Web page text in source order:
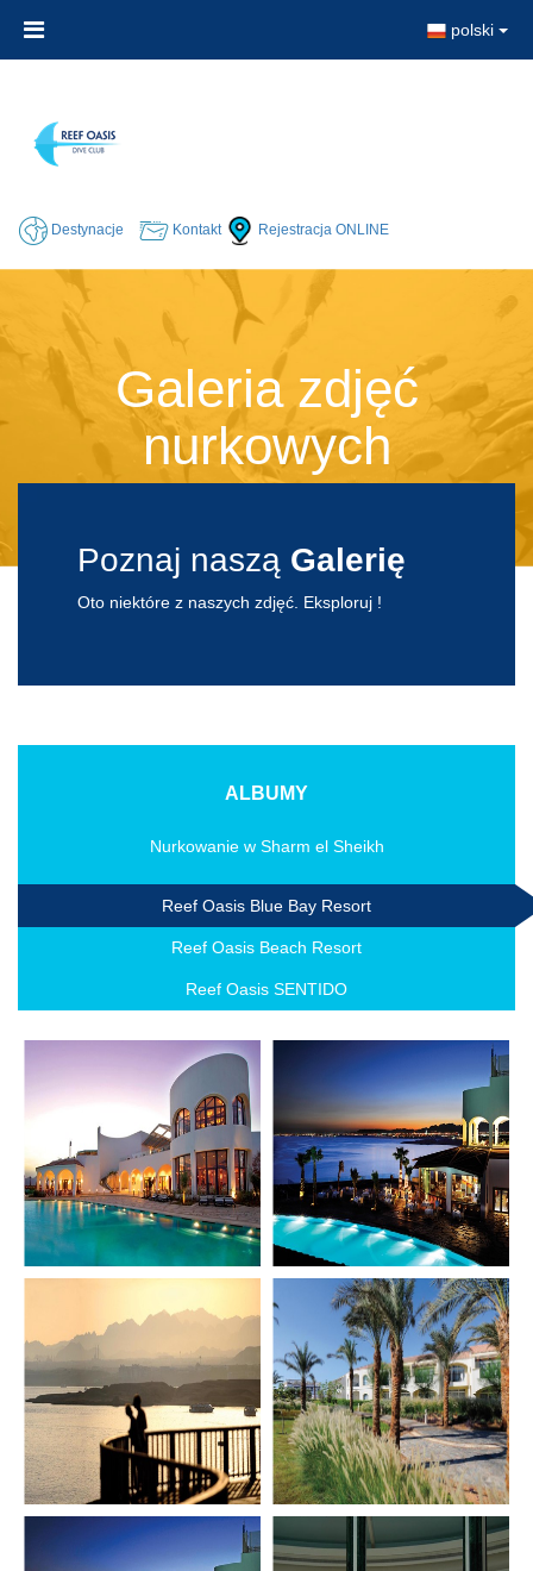
polski
Destynacje Kontakt Rejestracja ONLINE
Galeria zdjęć
nurkowych
Poznaj naszą Galerię
Oto niektóre z naszych zdjęć. Eksploruj !
ALBUMY
Nurkowanie w Sharm el Sheikh
Reef Oasis Blue Bay Resort
Reef Oasis Beach Resort
Reef Oasis SENTIDO